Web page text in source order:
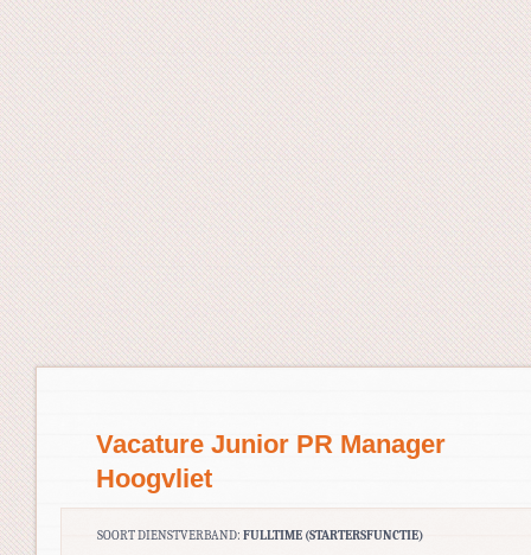
Vacature Junior PR Manager
Hoogvliet
SOORT DIENSTVERBAND: FULLTIME (STARTERSFUNCTIE)